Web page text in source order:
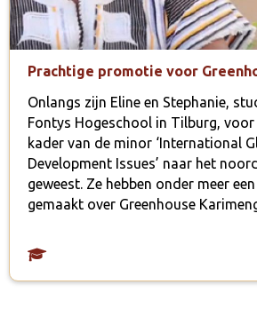
Prachtige promotie voor
Onlangs zijn Eline en Stephanie,
Fontys Hogeschool in Tilburg,
kader van de minor ‘International
Development Issues’ naar het
geweest. Ze hebben onder meer
gemaakt over Greenhouse